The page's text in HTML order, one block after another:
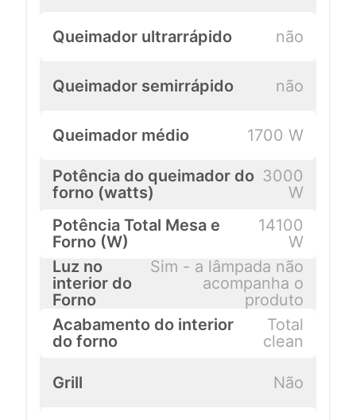
Queimador ultrarrápido não
Queimador semirrápido não
Queimador médio 1700 W
Potência do queimador do
forno (watts)
3000
W
Potência Total Mesa e
Forno (W)
14100
W
Luz no
interior do
Forno
Sim - a lâmpada não
acompanha o
produto
Acabamento do interior
do forno
Total
clean
Grill Não